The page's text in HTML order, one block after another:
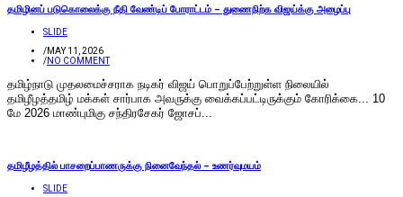
தமிழினப் படுகொலைக்கு நீதி வேண்டிப் போராட்டம் – துணைநிற்க விஜய்க்கு அழைப்பு
SLIDE
/MAY 11, 2026
/NO COMMENT
தமிழ்நாடு முதலமைச்சராக நடிகர் விஜய் பொறுப்பேற்றுள்ள நிலையில்
தமிழீழத்தமிழ் மக்கள் சார்பாக அவருக்கு வைக்கப்பட்டிருக்கும் கோரிக்கை... 10
மே 2026 மாண்புமிகு சந்திரசேகர் ஜோசப்...
தமிழீழத்தில் பாசறைப்பாணருக்கு நினைவேந்தல் – உணர்வுமயம்
SLIDE